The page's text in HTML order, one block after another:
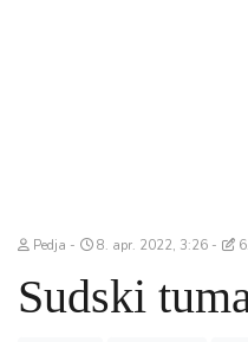
Pedja 8. apr. 2022, 3:26
Sudski